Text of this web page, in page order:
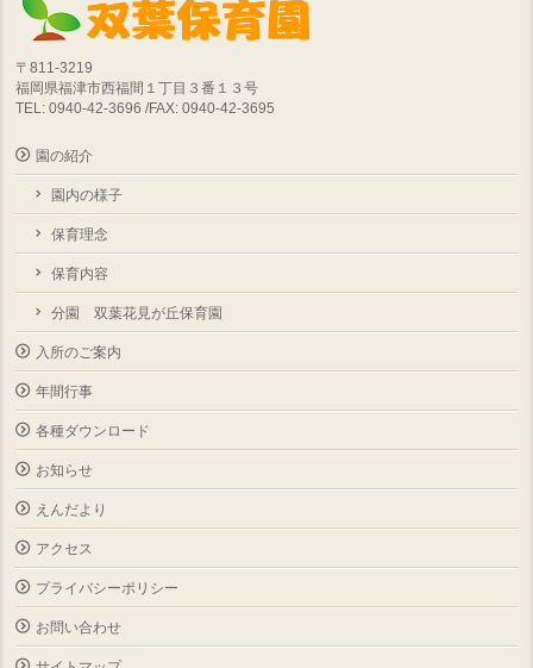
〒811-3219
福岡県福津市西福間１丁目３番１３号
TEL: 0940-42-3696 /FAX: 0940-42-3695
園の紹介
園内の様子
保育理念
保育内容
分園 双葉花見が丘保育園
入所のご案内
年間行事
各種ダウンロード
お知らせ
えんだより
アクセス
プライバシーポリシー
お問い合わせ